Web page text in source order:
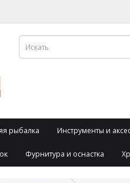
рыбалка Инструменты и
Фурнитура и оснастка